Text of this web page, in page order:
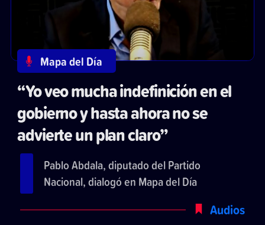
Mapa del Día
“Yo veo mucha indefinición en el
gobierno y hasta ahora no se
advierte un plan claro”
Pablo Abdala, diputado del Partido
Nacional, dialogó en Mapa del Día
Audios